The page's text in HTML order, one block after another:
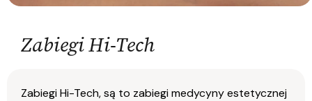
Zabiegi Hi-Tech
Zabiegi Hi-Tech, są to zabiegi medycyny estetycznej